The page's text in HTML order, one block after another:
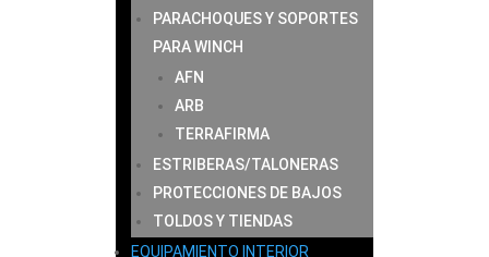
PARACHOQUES Y SOPORTES
PARA WINCH
AFN
ARB
TERRAFIRMA
ESTRIBERAS/TALONERAS
PROTECCIONES DE BAJOS
TOLDOS Y TIENDAS
EQUIPAMIENTO INTERIOR